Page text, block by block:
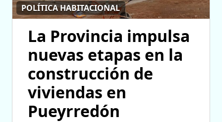
POLÍTICA HABITACIONAL
La Provincia impulsa
nuevas etapas en la
construcción de
viviendas en
Pueyrredón